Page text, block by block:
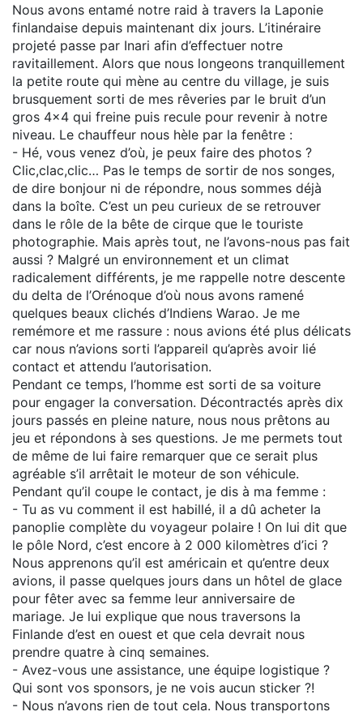
Nous avons entamé notre raid à travers la Laponie
finlandaise depuis maintenant dix jours. L’itinéraire
projeté passe par Inari afin d’effectuer notre
ravitaillement. Alors que nous longeons tranquillement
la petite route qui mène au centre du village, je suis
brusquement sorti de mes rêveries par le bruit d’un
gros 4x4 qui freine puis recule pour revenir à notre
niveau. Le chauffeur nous hèle par la fenêtre :
- Hé, vous venez d’où, je peux faire des photos ?
Clic,clac,clic… Pas le temps de sortir de nos songes,
de dire bonjour ni de répondre, nous sommes déjà
dans la boîte. C’est un peu curieux de se retrouver
dans le rôle de la bête de cirque que le touriste
photographie. Mais après tout, ne l’avons-nous pas fait
aussi ? Malgré un environnement et un climat
radicalement différents, je me rappelle notre descente
du delta de l’Orénoque d’où nous avons ramené
quelques beaux clichés d’Indiens Warao. Je me
remémore et me rassure : nous avions été plus délicats
car nous n’avions sorti l’appareil qu’après avoir lié
contact et attendu l’autorisation.
Pendant ce temps, l’homme est sorti de sa voiture
pour engager la conversation. Décontractés après dix
jours passés en pleine nature, nous nous prêtons au
jeu et répondons à ses questions. Je me permets tout
de même de lui faire remarquer que ce serait plus
agréable s’il arrêtait le moteur de son véhicule.
Pendant qu’il coupe le contact, je dis à ma femme :
- Tu as vu comment il est habillé, il a dû acheter la
panoplie complète du voyageur polaire ! On lui dit que
le pôle Nord, c’est encore à 2 000 kilomètres d’ici ?
Nous apprenons qu’il est américain et qu’entre deux
avions, il passe quelques jours dans un hôtel de glace
pour fêter avec sa femme leur anniversaire de
mariage. Je lui explique que nous traversons la
Finlande d’est en ouest et que cela devrait nous
prendre quatre à cinq semaines.
- Avez-vous une assistance, une équipe logistique ?
Qui sont vos sponsors, je ne vois aucun sticker ?!
- Nous n’avons rien de tout cela. Nous transportons